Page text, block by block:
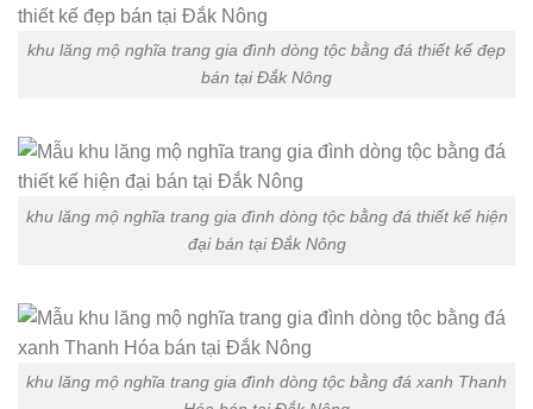
khu lăng mộ nghĩa trang gia đình dòng tộc bằng đá thiết kế đẹp
bán tại Đắk Nông
khu lăng mộ nghĩa trang gia đình dòng tộc bằng đá thiết kế hiện
đại bán tại Đắk Nông
khu lăng mộ nghĩa trang gia đình dòng tộc bằng đá xanh Thanh